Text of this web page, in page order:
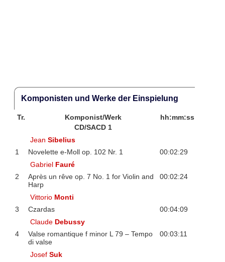
Komponisten und Werke der Einspielung
Tr. Komponist/Werk
hh:mm:ss
CD/SACD 1
JeanSibelius
1
Novelette e-Moll op. 102 Nr. 1
00:02:29
Gabriel Fauré
2
Après un rêve op. 7 No. 1 for Violin and
Harp
00:02:24
Vittorio Monti
3
Czardas
00:04:09
Claude Debussy
4
Valse romantique f minor L 79 – Tempo
di valse
00:03:11
JosefSuk